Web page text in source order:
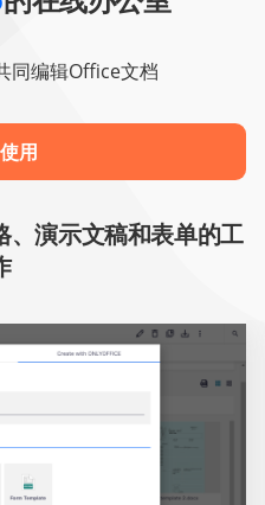
同编辑Office文档
用
、演示文稿和表单的工